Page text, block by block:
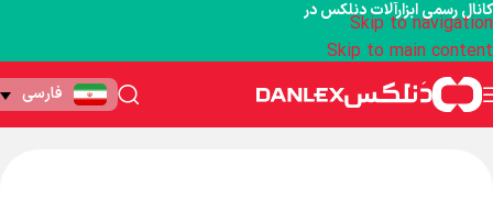
Skip to navigation
Skip to main content
فارسی
کانال رسمی ابزارآلات دنلکس در